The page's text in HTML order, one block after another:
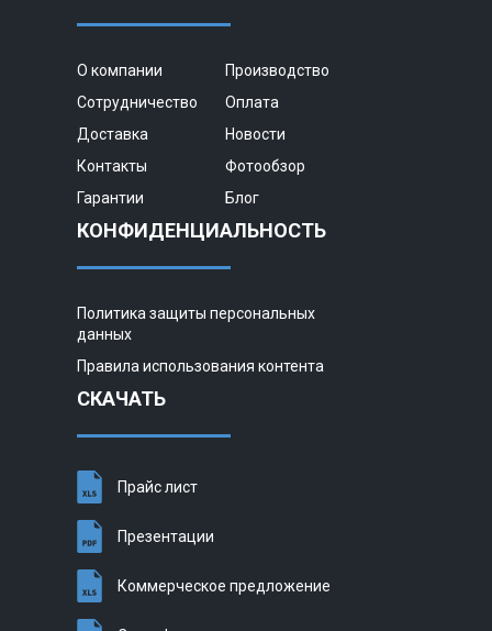
О компании
Производство
Сотрудничество
Оплата
Доставка
Новости
Контакты
Фотообзор
Гарантии
Блог
КОНФИДЕНЦИАЛЬНОСТЬ
Политика защиты персональных
данных
Правила использования контента
СКАЧАТЬ
Прайс лист
Презентации
Коммерческое предложение